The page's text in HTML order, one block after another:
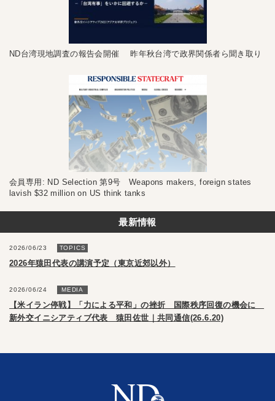
ND台湾現地調査の報告会開催 昨年秋台湾で政界関係者ら聞き取り
会員専用: ND Selection 第9号 Weapons makers, foreign states
lavish $32 million on US think tanks
最新情報
2026/06/23 TOPICS
2026年猿田代表の講演予定（東京近郊以外）
2026/06/24 MEDIA
【米イラン停戦】「力による平和」の挫折 国際秩序回復の機会に
新外交イニシアティブ代表 猿田佐世｜共同通信(26.6.20)